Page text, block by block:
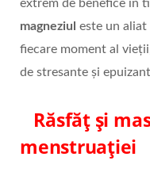
extrem de benefice în
magneziul este un
fiecare moment al
de stresante și
Răsfăț și
menstruației